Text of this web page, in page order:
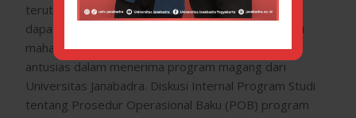
terutama adalah tentang syarat mahasiswa yang
dapat magang, softskill yang diperlukan, dan prilaku
mahasiswa saat magang dan semua DUDI sangat
antusias dalam menerima program magang dari
Universitas Janabadra. Diskusi Internal Program Studi
tentang Prosedur Operasional Baku (POB) program